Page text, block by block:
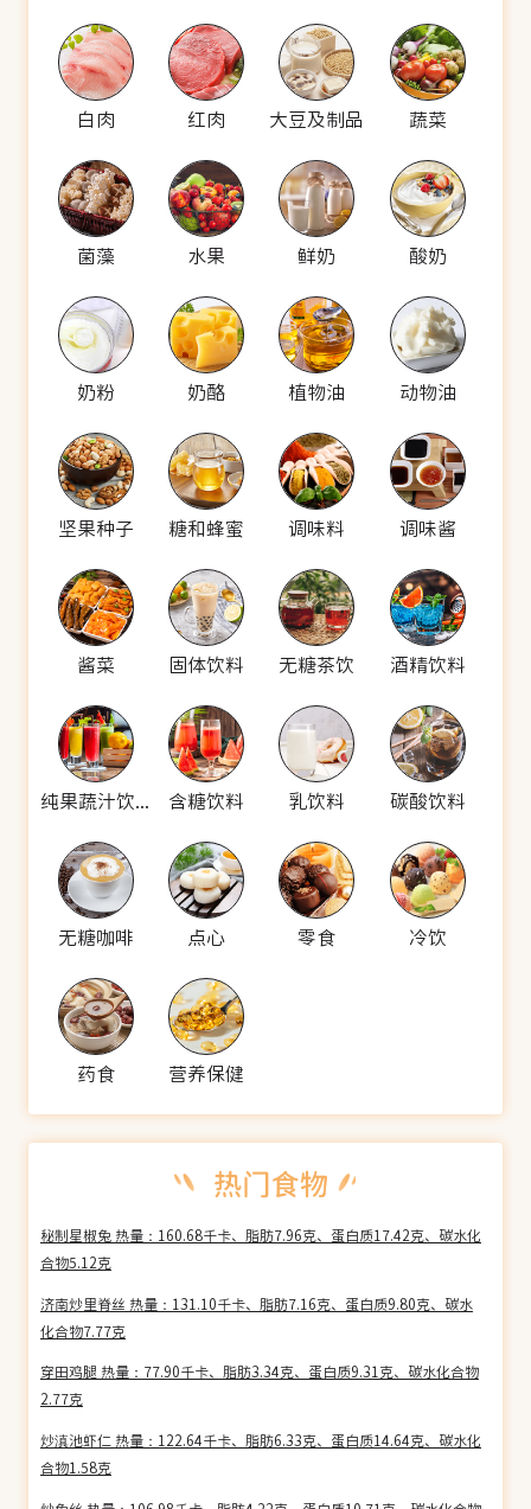
白肉 红肉 大豆及制品 蔬菜
菌藻 水果 鲜奶 酸奶
奶粉 奶酪 植物油 动物油
坚果种子 糖和蜂蜜 调味料 调味酱
酱菜 固体饮料 无糖茶饮 酒精饮料
纯果蔬汁饮料 含糖饮料 乳饮料 碳酸饮料
无糖咖啡 点心 零食 冷饮
药食 营养保健
秘制星椒兔 热量：160.68千卡、脂肪7.96克、蛋白质17.42克、碳水化
合物5.12克
济南炒里脊丝 热量：131.10千卡、脂肪7.16克、蛋白质9.80克、碳水
化合物7.77克
穿田鸡腿 热量：77.90千卡、脂肪3.34克、蛋白质9.31克、碳水化合物
2.77克
炒滇池虾仁 热量：122.64千卡、脂肪6.33克、蛋白质14.64克、碳水化
合物1.58克